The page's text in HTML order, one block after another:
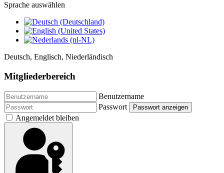
Sprache auswählen
Deutsch, Englisch, Niederländisch
Mitgliederbereich
Benutzername
Passwort
Passwort anzeigen
Angemeldet bleiben